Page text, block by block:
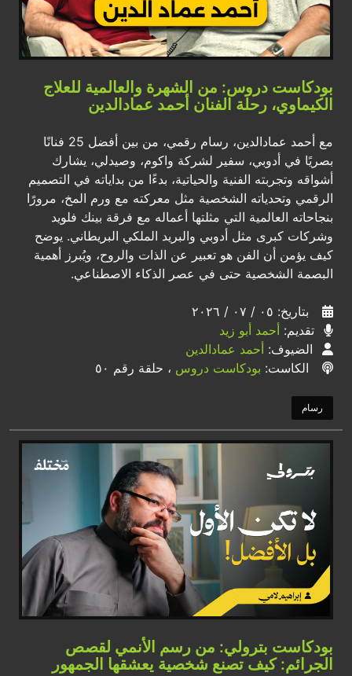
بودكاست دروس: من الشهرة والعالمية للعلاج
الكيماوي، رحلة الفنان أحمد عمادالدين
مع أحمد عمادالدين، رسام رقمي، من بين أفضل 25 فنانًا
بصريًا في أدوبي، سفير لشركة واكوم، وصيدلي، يشارك
أشواقه وتجربته الفنية والحياتية، بدءًا من بداياته في التصميم
الرقمي وتحدياته الشخصية مثل معركته مع ورم المخ، مرورًا
بنجاحاته العالمية التي مثلتها أعماله مع فرقة بينك فلويد
وشركات كبرى مثل أدوبي والبريد الملكي البريطاني. يوضح
كيف يؤمن أن الفن هو تعبير عن الذات والروح، ويُبرز أهمية
البصمة الشخصية حتى في عصر الذكاء الاصطناعي.
بتاريخ: ٠٥ / ٠٧ / ٢٠٢٦
تقديم: أحمد أبو زيد
الضيوف: أحمد عمادالدين
الكاست: بودكاست دروس ، حلقة رقم ٥٠
رسام
بودكاست بترولي: من رسم الأنمي لقصص
الجرائم: كيف تصنع شخصية يعشقها الجمهور